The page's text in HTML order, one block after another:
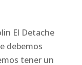
El Detache
debemos
tener un